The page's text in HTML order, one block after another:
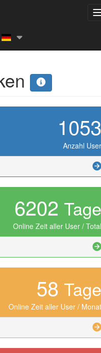
1053
Anzahl User
6202 Tage
Online Zeit aller User / Total
58 Tage
Online Zeit aller User / Monat